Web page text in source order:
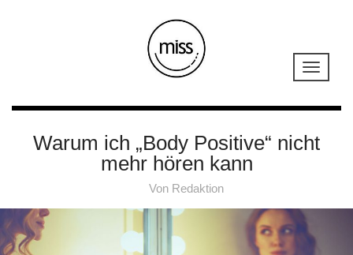
Warum ich „Body Positive“ nicht
mehr hören kann
Von Redaktion